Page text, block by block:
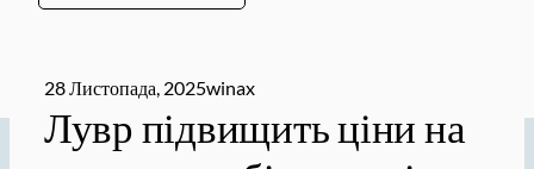
28 Листопада, 2025winax
Лувр підвищить ціни на